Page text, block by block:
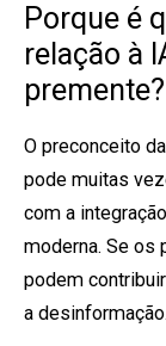
Porque é
relação à
premente?
O preconceito
pode muitas
com a
moderna. Se os
podem
a desinformação.